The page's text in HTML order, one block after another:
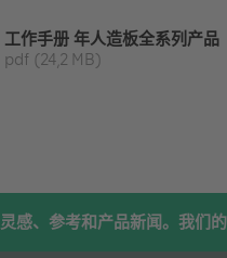
工作手册 年人造板全系列产品
pdf (24,2 MB)
灵感、参考和产品新闻。我们